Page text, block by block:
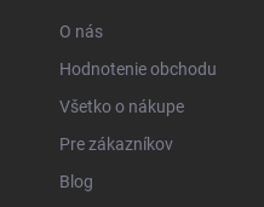
O nás
Hodnotenie obchodu
Všetko o nákupe
Pre zákazníkov
Blog